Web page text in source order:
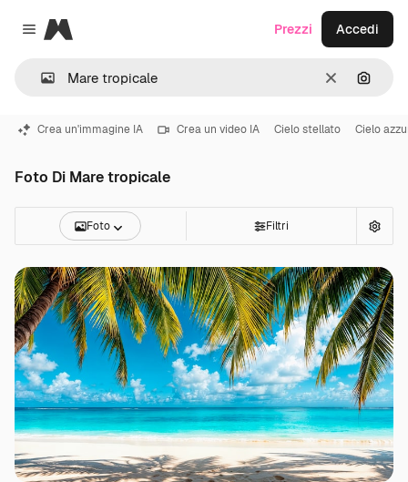
Close menu
Magnific
CancellaCerca
Prezzi Accedi
Crea un'immagine IA Crea un video IA Cielo stellato Cielo
Foto Di Mare tropicale
Foto Filtri